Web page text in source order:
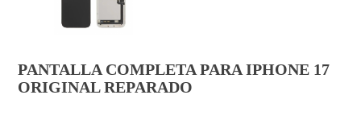
PANTALLA COMPLETA PARA IPHONE 17
ORIGINAL REPARADO